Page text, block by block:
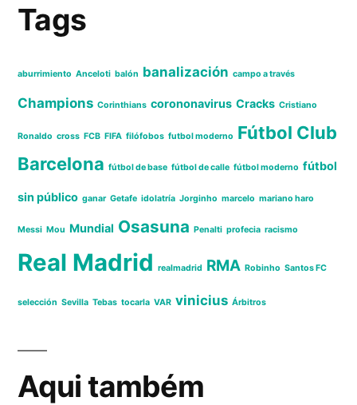
Tags
aburrimiento Anceloti balón banalización campo a través
Champions Corinthians corononavirus Cracks Cristiano
Ronaldo cross FCB FIFA filófobos futbol moderno Fútbol Club
Barcelona fútbol de base fútbol de calle fútbol moderno fútbol
sin público ganar Getafe idolatría Jorginho marcelo mariano haro
Messi Mou Mundial Osasuna Penalti profecia racismo
Real Madrid realmadrid RMA Robinho Santos FC
selección Sevilla Tebas tocarla VAR vinicius Árbitros
Aqui também